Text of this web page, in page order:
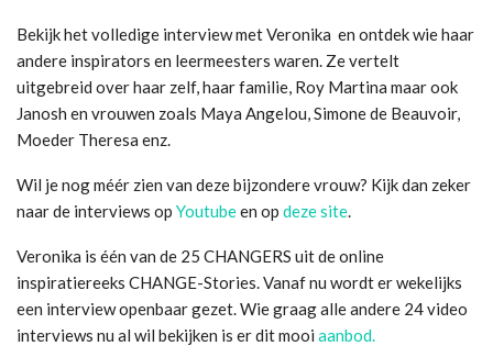
Bekijk het volledige interview met Veronika en ontdek wie haar
andere inspirators en leermeesters waren. Ze vertelt
uitgebreid over haar zelf, haar familie, Roy Martina maar ook
Janosh en vrouwen zoals Maya Angelou, Simone de Beauvoir,
Moeder Theresa enz.
Wil je nog méér zien van deze bijzondere vrouw? Kijk dan zeker
naar de interviews op Youtubeen op deze site.
Veronika is één van de 25 CHANGERS uit de online
inspiratiereeks CHANGE-Stories. Vanaf nu wordt er wekelijks
een interview openbaar gezet. Wie graag alle andere 24 video
interviews nu al wil bekijken is er dit mooi aanbod.